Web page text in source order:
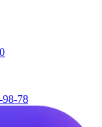
98-78